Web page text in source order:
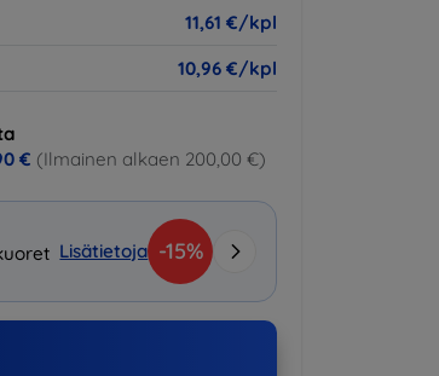
11,61 €/kpl
10,96 €/kpl
€ (Ilmainen alkaen 200,00 €)
Lisätietoja -15%